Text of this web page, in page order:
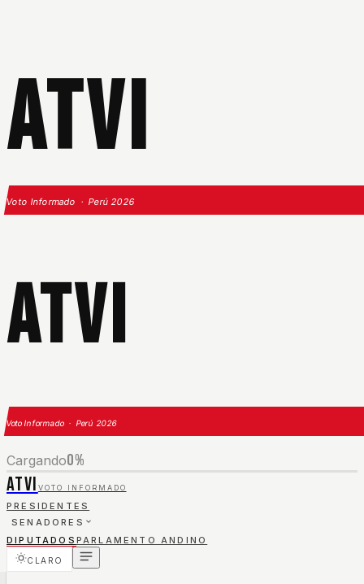
ATVI
Voto Informado · Perú 2026
ATVI
Voto Informado · Perú 2026
Cargando0%
ATVI VOTO INFORMADO
PRESIDENTES
SENADORES
DIPUTADOS PARLAMENTO ANDINO
CLARO